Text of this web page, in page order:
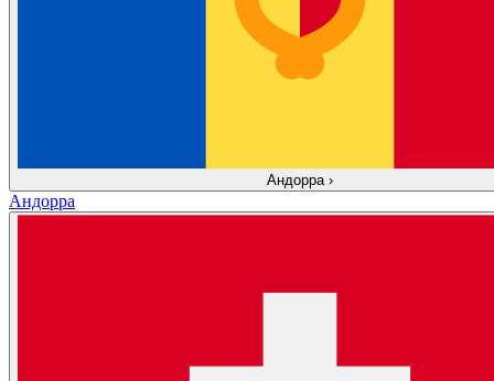
Андорра ›
Андорра